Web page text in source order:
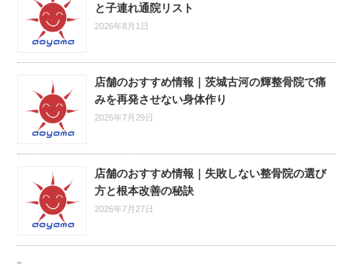
と子連れ通院リスト
2026年8月1日
店舗のおすすめ情報｜茨城古河の輝整骨院で痛
みを再発させない身体作り
2026年7月29日
店舗のおすすめ情報｜失敗しない整骨院の選び
方と根本改善の秘訣
2026年7月27日